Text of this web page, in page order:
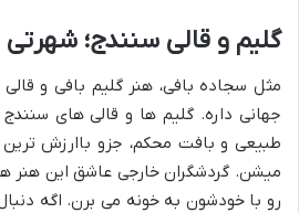
گلیم و قالی سنندج؛ شهرتی
مثل سجاده بافی، هنر گلیم بافی و
جهانی داره. گلیم ها و قالی های
طبیعی و بافت محکم، جزو باارزش
میشن. گردشگران خارجی عاشق این هنر
رو با خودشون به خونه می برن. اگه